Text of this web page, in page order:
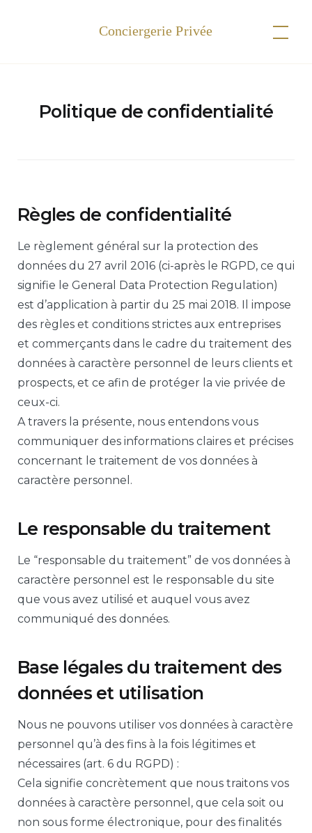
AJM Prestige
Politique de confidentialité
Règles de confidentialité
Le règlement général sur la protection des
données du 27 avril 2016 (ci-après le RGPD, ce qui
signifie le General Data Protection Regulation)
est d’application à partir du 25 mai 2018. Il impose
des règles et conditions strictes aux entreprises
et commerçants dans le cadre du traitement des
données à caractère personnel de leurs clients et
prospects, et ce afin de protéger la vie privée de
ceux-ci.
A travers la présente, nous entendons vous
communiquer des informations claires et précises
concernant le traitement de vos données à
caractère personnel.
Le responsable du traitement
Le “responsable du traitement” de vos données à
caractère personnel est le responsable du site
que vous avez utilisé et auquel vous avez
communiqué des données.
Base légales du traitement des
données et utilisation
Nous ne pouvons utiliser vos données à caractère
personnel qu’à des fins à la fois légitimes et
nécessaires (art. 6 du RGPD) :
Cela signifie concrètement que nous traitons vos
données à caractère personnel, que cela soit ou
non sous forme électronique, pour des finalités